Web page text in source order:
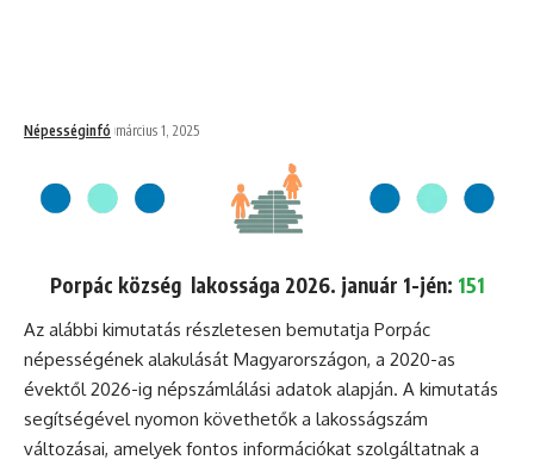
Népességinfó március 1, 2025
Porpác község lakossága 2026. január 1-jén: 151
Az alábbi kimutatás részletesen bemutatja Porpác
népességének alakulását Magyarországon, a 2020-as
évektől 2026-ig népszámlálási adatok alapján. A kimutatás
segítségével nyomon követhetők a lakosságszám
változásai, amelyek fontos információkat szolgáltatnak a